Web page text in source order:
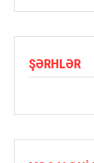
ŞƏRHLƏR